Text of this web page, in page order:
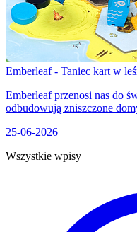
Emberleaf - Taniec kart w
Emberleaf przenosi nas do
odbudowują zniszczone
25-06-2026
Wszystkie wpisy